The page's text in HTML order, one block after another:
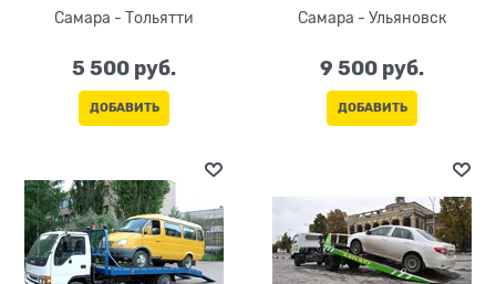
Самара - Тольятти
5 500 руб.
ДОБАВИТЬ
Самара - Ульяновск
9 500 руб.
ДОБАВИТЬ